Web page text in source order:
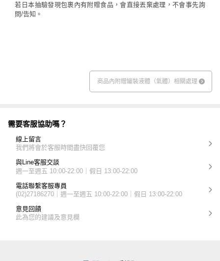
若日本抽驗發現包裹內有附贈食品，會直接丟棄處理，不會事先詢
問/告知。
商品內附贈罐裝液體（氣體）相關處理
需要客服協助嗎？
線上留言
我們將會於客服時間盡快回覆您
與Line客服交談
週一至週五 10:00-22:00｜假日 13:00-22:00
電話聯繫客服專員
(02)27186270｜週一至週五 10:00-22:00｜假日 13:00-22:00
意見回饋
此為您的建議及意見欄